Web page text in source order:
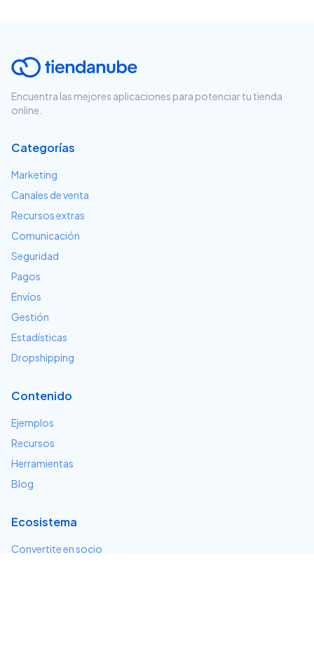
Encuentra las mejores aplicaciones para potenciar tu tienda
online.
Categorías
Marketing
Canales de venta
Recursos extras
Comunicación
Seguridad
Pagos
Envíos
Gestión
Estadísticas
Dropshipping
Contenido
Ejemplos
Recursos
Herramientas
Blog
Ecosistema
Convertite en socio